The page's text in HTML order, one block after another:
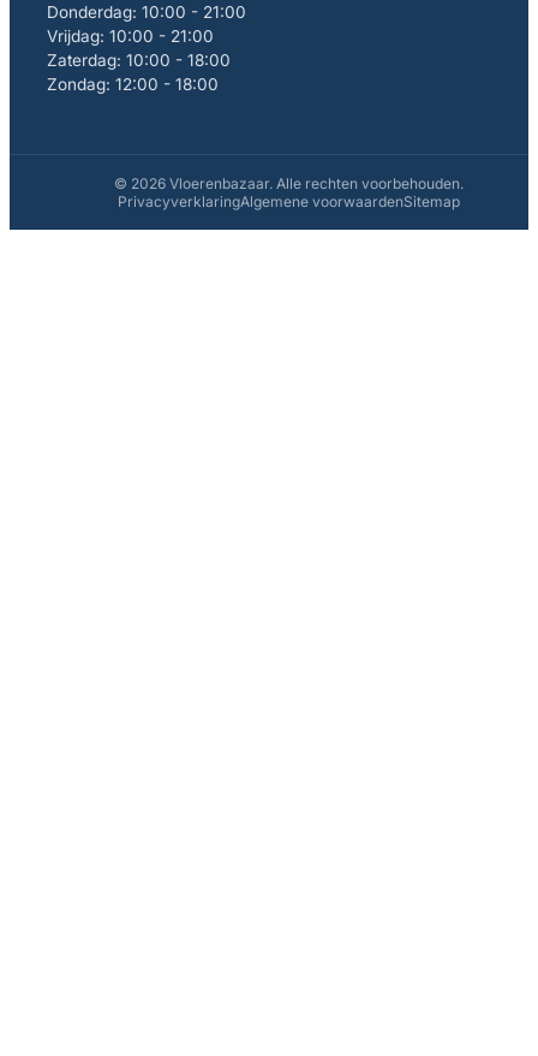
Donderdag: 10:00 - 21:00
Vrijdag: 10:00 - 21:00
Zaterdag: 10:00 - 18:00
Zondag: 12:00 - 18:00
© 2026 Vloerenbazaar. Alle rechten voorbehouden.
PrivacyverklaringAlgemene voorwaardenSitemap